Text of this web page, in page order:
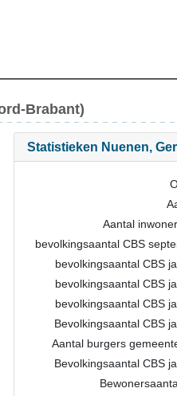
Brabant)
Statistieken Nuenen,
Aantal
bevolkingsaantal CBS
bevolkingsaantal CBS
bevolkingsaantal CBS
bevolkingsaantal CBS
Bevolkingsaantal CBS
Aantal burgers
Bevolkingsaantal CBS